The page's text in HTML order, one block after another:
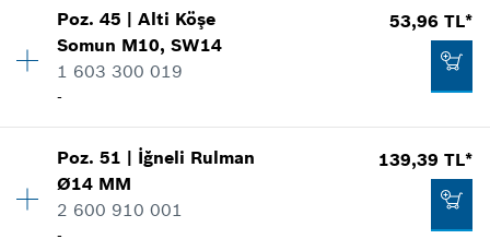
67,30 TL*
Fiyatlara KDV dahildir.
Şekli göster
53,96 TL*
Miktar 1
Fiyat grubu: 11
Yedek parça bilgisi
Şekli göster
Poz.45 |Alti Köşe
Somun M10, SW14
1 603 300 019
-
53,96 TL*
Miktar 1
Fiyat grubu
Yedek parça bilgisi
Poz.51 | İğneli Rulman
Ø14 MM
2 600 910 001
-
139,39 TL*